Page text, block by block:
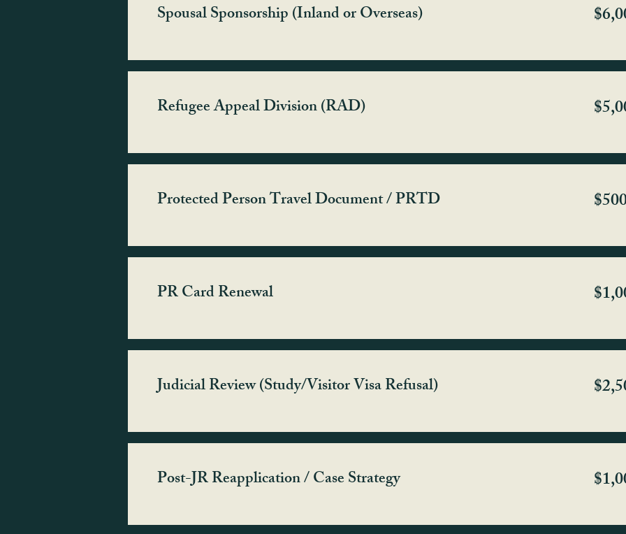
Spousal Sponsorship (Inland or Overseas)
Refugee Appeal Division (RAD)
Protected Person Travel Document / PRTD
PR Card Renewal
Judicial Review (Study/Visitor Visa Refusal)
Post-JR Reapplication / Case Strategy